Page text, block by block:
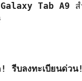
Tab A9
รีบลงทะเบียนด่วน!